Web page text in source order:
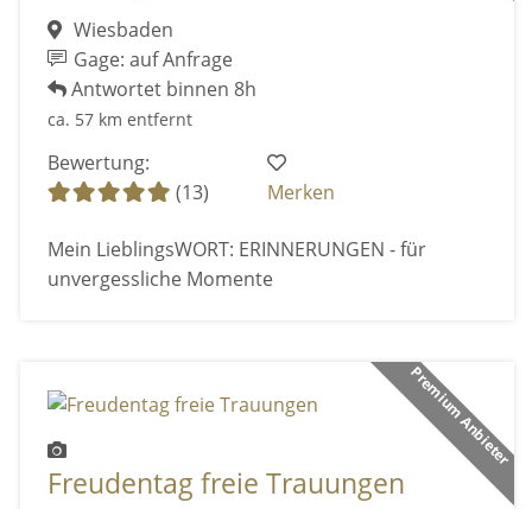
Wiesbaden
Gage: auf Anfrage
Antwortet binnen 8h
ca. 57 km entfernt
Bewertung:
(13)
Merken
Mein LieblingsWORT: ERINNERUNGEN - für
unvergessliche Momente
Premium Anbieter
Freudentag freie Trauungen